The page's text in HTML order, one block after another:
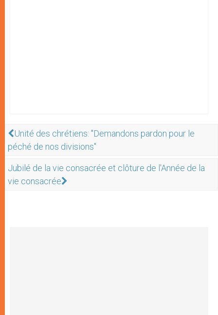
Unité des chrétiens: "Demandons pardon pour le
péché de nos divisions"
Jubilé de la vie consacrée et clôture de l'Année de la
vie consacrée